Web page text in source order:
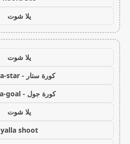
يلا شوت
يلا شوت
كورة ستار - koora-star
كورة جول - koora-goal
يلا شوت
yalla shoot